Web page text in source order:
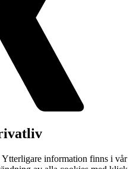
Ytterligare information finns i vår